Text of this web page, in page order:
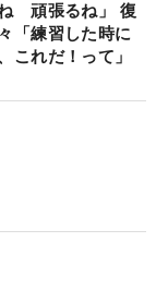
ね 頑張るね」 復
「練習した時に
これだ！って」